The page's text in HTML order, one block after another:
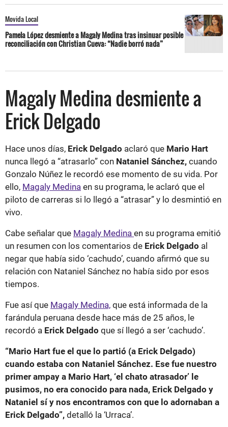
Movida Local
Pamela López desmiente a Magaly Medina tras insinuar posible
reconciliación con Christian Cueva: “Nadie borró nada”
Magaly Medina desmiente a
Erick Delgado
Hace unos días, Erick Delgado aclaró que Mario Hart
nunca llegó a “atrasarlo” con Nataniel Sánchez, cuando
Gonzalo Núñez le recordó ese momento de su vida. Por
ello, Magaly Medina en su programa, le aclaró que el
piloto de carreras si lo llegó a “atrasar” y lo desmintió en
vivo.
Cabe señalar que Magaly Medina en su programa emitió
un resumen con los comentarios de Erick Delgado al
negar que había sido ‘cachudo’, cuando afirmó que su
relación con Nataniel Sánchez no había sido por esos
tiempos.
Fue así que Magaly Medina, que está informada de la
farándula peruana desde hace más de 25 años, le
recordó a Erick Delgado que sí llegó a ser ‘cachudo’.
“Mario Hart fue el que lo partió (a Erick Delgado)
cuando estaba con Nataniel Sánchez. Ese fue nuestro
primer ampay a Mario Hart, ‘el chato atrasador’ le
pusimos, no era conocido para nada, Erick Delgado y
Nataniel sí y nos encontramos con que lo adornaban a
Erick Delgado”, detalló la ‘Urraca’.